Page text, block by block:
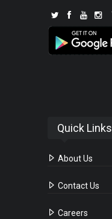
Quick Links
About Us
Contact Us
Careers